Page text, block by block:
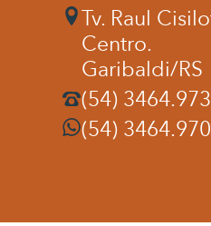
Tv. Raul
Centro.
Garibaldi/RS
(54)
(54)